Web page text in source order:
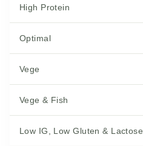
High Protein
Optimal
Vege
Vege & Fish
Low IG, Low Gluten & Lactose